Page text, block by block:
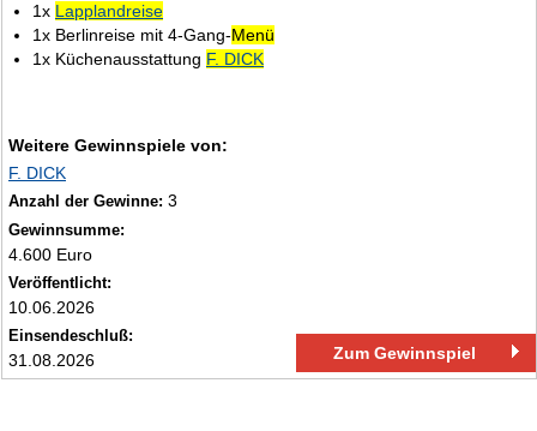
1x Lapplandreise
1x Berlinreise mit 4‑Gang‑Menü
1x Küchenausstattung F. DICK
Weitere Gewinnspiele von:
F. DICK
Anzahl der Gewinne: 3
Gewinnsumme:
4.600 Euro
Veröffentlicht:
10.06.2026
Einsendeschluß:
31.08.2026 Zum Gewinnspiel